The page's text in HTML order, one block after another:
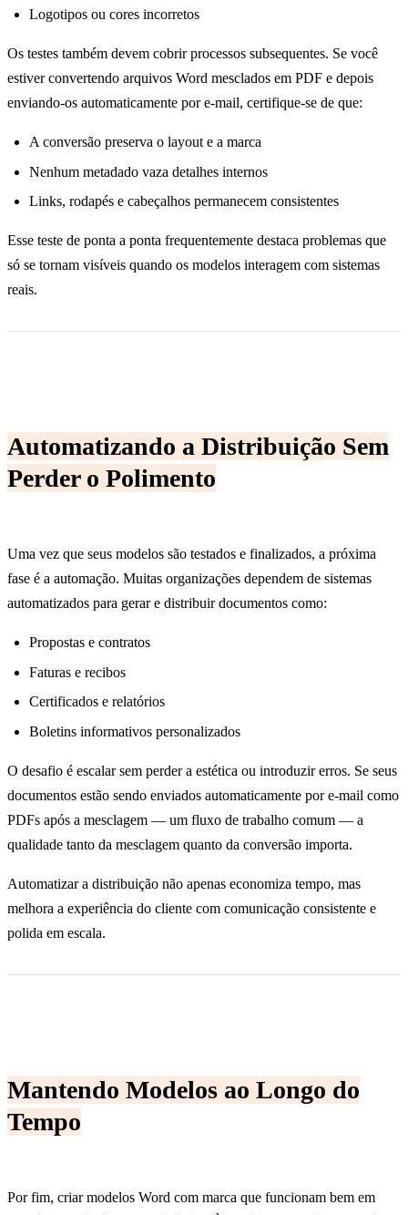
Logotipos ou cores incorretos
Os testes também devem cobrir processos subsequentes. Se você
estiver convertendo arquivos Word mesclados em PDF e depois
enviando-os automaticamente por e-mail, certifique-se de que:
A conversão preserva o layout e a marca
Nenhum metadado vaza detalhes internos
Links, rodapés e cabeçalhos permanecem consistentes
Esse teste de ponta a ponta frequentemente destaca problemas que
só se tornam visíveis quando os modelos interagem com sistemas
reais.
Automatizando a Distribuição Sem
Perder o Polimento
Uma vez que seus modelos são testados e finalizados, a próxima
fase é a automação. Muitas organizações dependem de sistemas
automatizados para gerar e distribuir documentos como:
Propostas e contratos
Faturas e recibos
Certificados e relatórios
Boletins informativos personalizados
O desafio é escalar sem perder a estética ou introduzir erros. Se seus
documentos estão sendo enviados automaticamente por e-mail como
PDFs após a mesclagem — um fluxo de trabalho comum — a
qualidade tanto da mesclagem quanto da conversão importa.
Automatizar a distribuição não apenas economiza tempo, mas
melhora a experiência do cliente com comunicação consistente e
polida em escala.
Mantendo Modelos ao Longo do
Tempo
Por fim, criar modelos Word com marca que funcionam bem em